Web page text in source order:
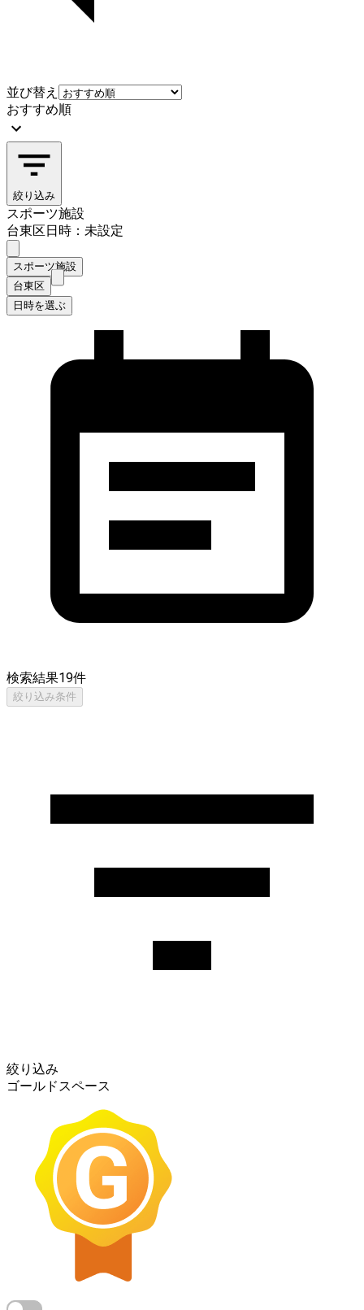
並び替え
おすすめ順
絞り込み
スポーツ施設
台東区日時：未設定
スポーツ施設
台東区
日時を選ぶ
検索結果19件
絞り込み条件
絞り込み
ゴールドスペース